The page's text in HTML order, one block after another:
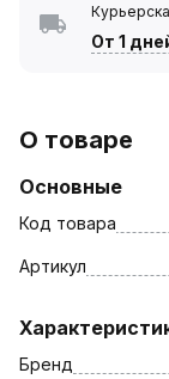
От 1
О товаре
Основные
Код товара
Артикул
Бренд